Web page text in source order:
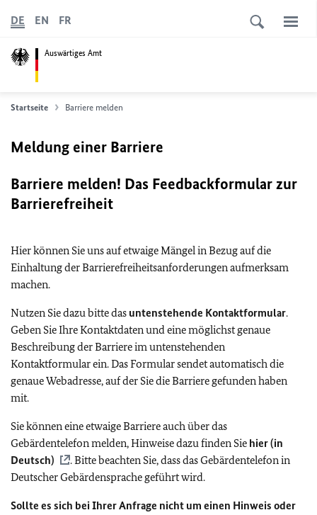
Auswärtiges Amt
DE EN FR
Startseite Barriere melden
Meldung einer Barriere
Barriere melden! Das Feedbackformular zur
Barrierefreiheit
Hier können Sie uns auf etwaige Mängel in Bezug auf die
Einhaltung der Barrierefreiheitsanforderungen aufmerksam
machen.
Nutzen Sie dazu bitte das untenstehende Kontaktformular.
Geben Sie Ihre Kontaktdaten und eine möglichst genaue
Beschreibung der Barriere im untenstehenden
Kontaktformular ein. Das Formular sendet automatisch die
genaue Webadresse, auf der Sie die Barriere gefunden haben
mit.
Sie können eine etwaige Barriere auch über das
Gebärdentelefon melden, Hinweise dazu finden Sie hier (in
Deutsch)
. Bitte beachten Sie, dass das Gebärdentelefon in
Deutscher Gebärdensprache geführt wird.
Sollte es sich bei Ihrer Anfrage nicht um einen Hinweis oder